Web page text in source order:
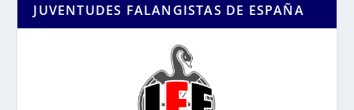
JUVENTUDES FALANGISTAS DE ESPAÑA